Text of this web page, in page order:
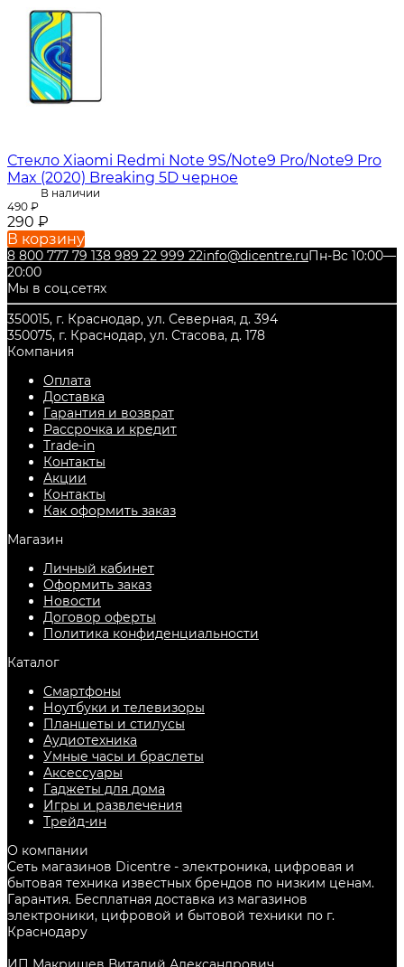
Стекло Xiaomi Redmi Note 9S/Note9 Pro/Note9 Pro
Max (2020) Breaking 5D черное
В наличии
490 ₽
290 ₽
В корзину
8 800 777 79 138 989 22 999 22info@dicentre.ruПн-Вс 10:00—
20:00
Мы в соц.сетях
350015, г. Краснодар, ул. Северная, д. 394
350075, г. Краснодар, ул. Стасова, д. 178
Компания
Оплата
Доставка
Гарантия и возврат
Рассрочка и кредит
Trade-in
Контакты
Акции
Контакты
Как оформить заказ
Магазин
Личный кабинет
Оформить заказ
Новости
Договор оферты
Политика конфиденциальности
Каталог
Смартфоны
Ноутбуки и телевизоры
Планшеты и стилусы
Аудиотехника
Умные часы и браслеты
Аксессуары
Гаджеты для дома
Игры и развлечения
Трейд-ин
О компании
Сеть магазинов Dicentre - электроника, цифровая и
бытовая техника известных брендов по низким ценам.
Гарантия. Бесплатная доставка из магазинов
электроники, цифровой и бытовой техники по г.
Краснодару